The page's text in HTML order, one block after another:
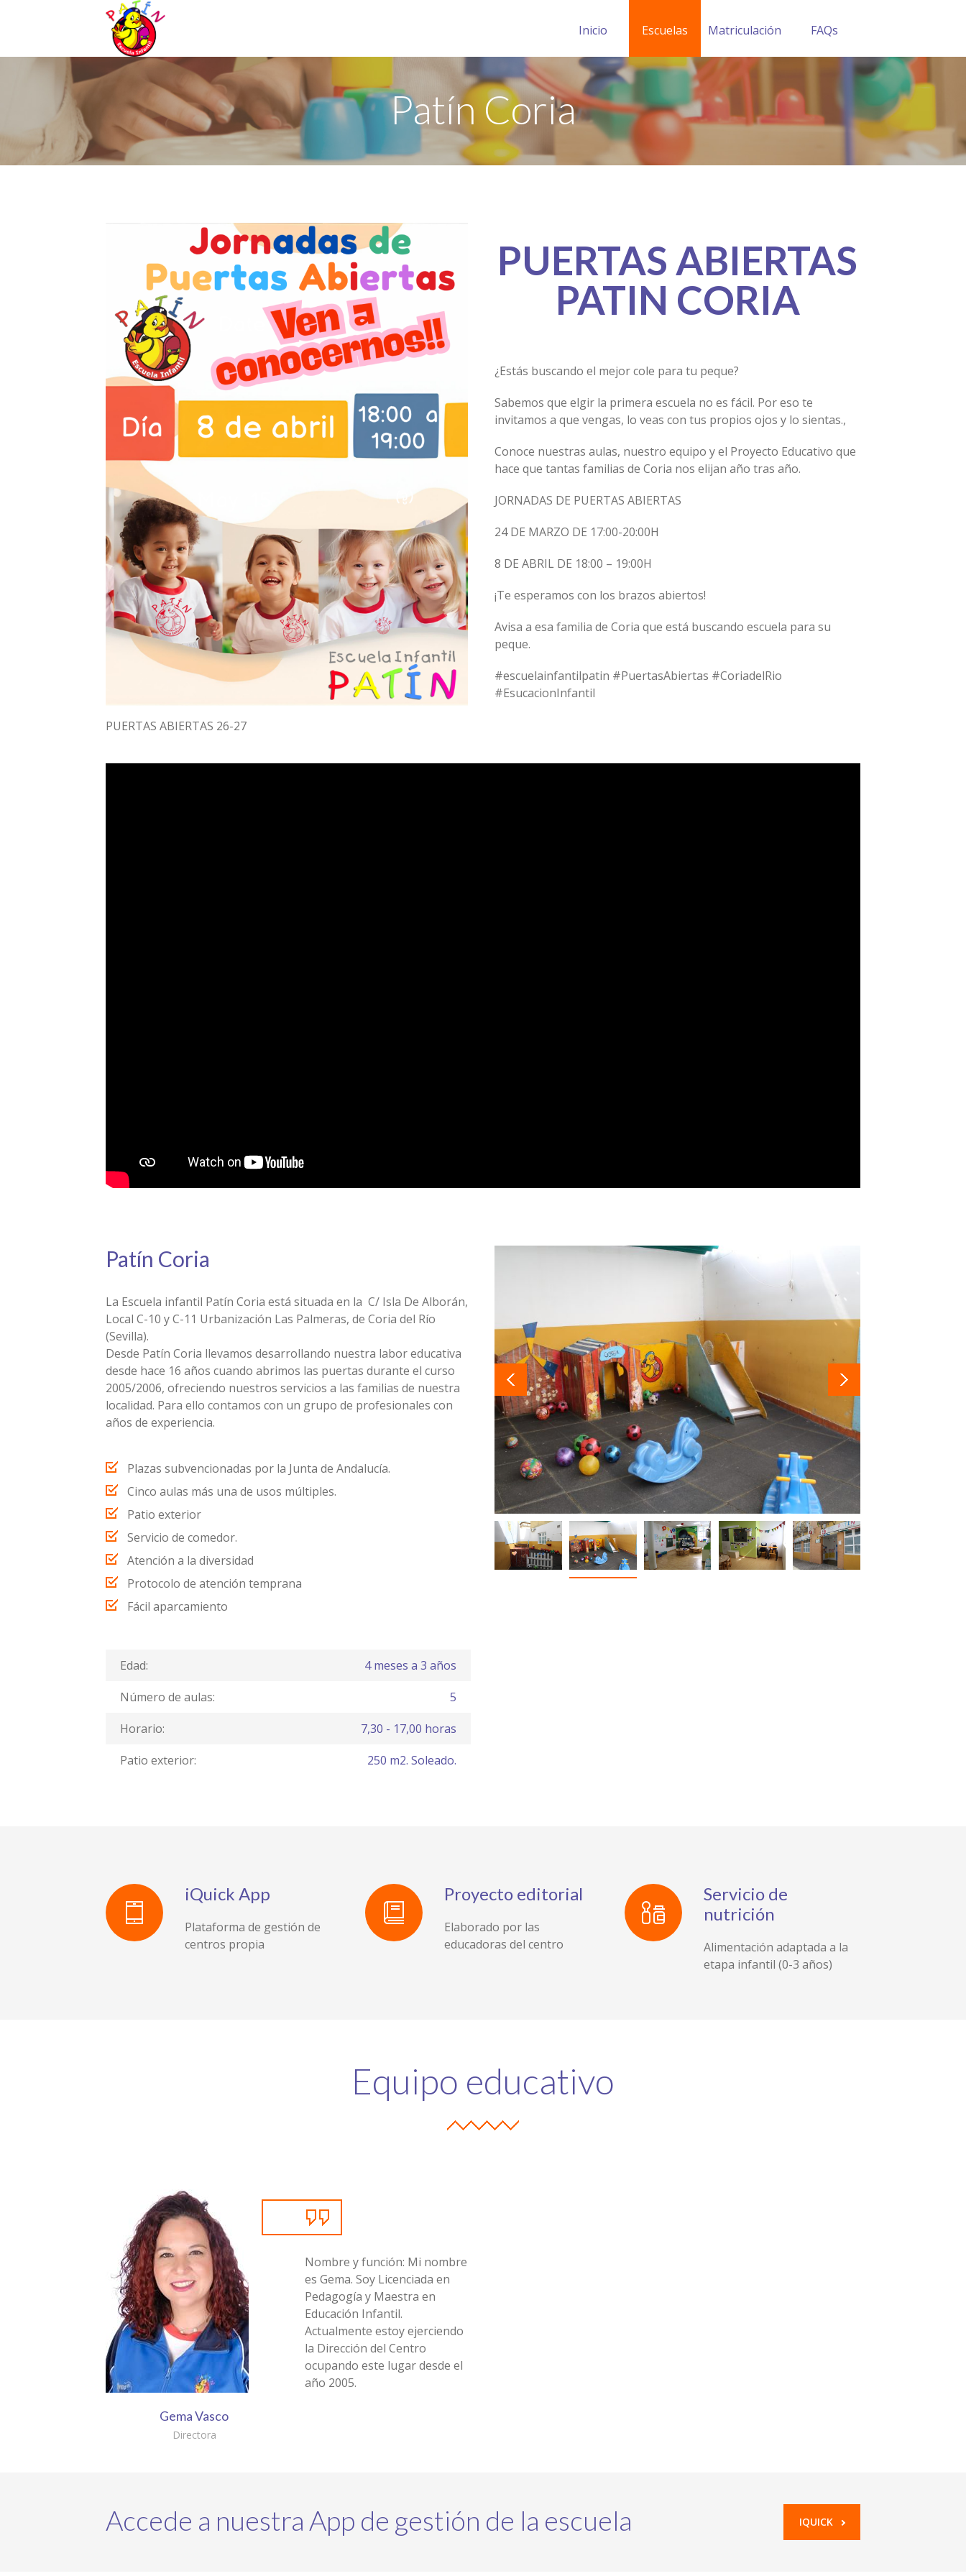
Inicio Escuelas Matriculación FAQs
Patín Coria
PUERTAS ABIERTAS 26-27
PUERTAS ABIERTAS
PATIN CORIA
¿Estás buscando el mejor cole para tu peque?
Sabemos que elgir la primera escuela no es fácil. Por eso te
invitamos a que vengas, lo veas con tus propios ojos y lo sientas.,
Conoce nuestras aulas, nuestro equipo y el Proyecto Educativo que
hace que tantas familias de Coria nos elijan año tras año.
JORNADAS DE PUERTAS ABIERTAS
24 DE MARZO DE 17:00-20:00H
8 DE ABRIL DE 18:00 – 19:00H
¡Te esperamos con los brazos abiertos!
Avisa a esa familia de Coria que está buscando escuela para su
peque.
#escuelainfantilpatin #PuertasAbiertas #CoriadelRio
#EsucacionInfantil
Patín Coria
La Escuela infantil Patín Coria está situada en la C/ Isla De Alborán,
Local C-10 y C-11 Urbanización Las Palmeras, de Coria del Río
(Sevilla).
Desde Patín Coria llevamos desarrollando nuestra labor educativa
desde hace 16 años cuando abrimos las puertas durante el curso
2005/2006, ofreciendo nuestros servicios a las familias de nuestra
localidad. Para ello contamos con un grupo de profesionales con
años de experiencia.
Plazas subvencionadas por la Junta de Andalucía.
Cinco aulas más una de usos múltiples.
Patio exterior
Servicio de comedor.
Atención a la diversidad
Protocolo de atención temprana
Fácil aparcamiento
Edad:
4 meses a 3 años
Número de aulas:
5
Horario:
7,30 - 17,00 horas
Patio exterior:
250 m2. Soleado.
iQuick App
Plataforma de gestión de
centros propia
Proyecto editorial
Elaborado por las
educadoras del centro
Servicio de
nutrición
Alimentación adaptada a la
etapa infantil (0-3 años)
Equipo educativo
Gema Vasco
Directora
Nombre y función: Mi nombre
es Gema. Soy Licenciada en
Pedagogía y Maestra en
Educación Infantil.
Actualmente estoy ejerciendo
la Dirección del Centro
ocupando este lugar desde el
año 2005.
Accede a nuestra App de gestión de la escuela IQUICK